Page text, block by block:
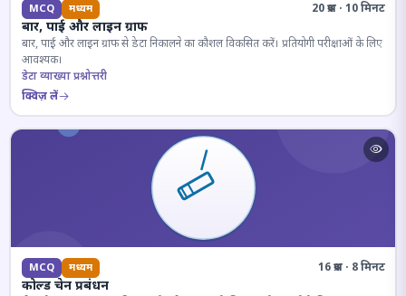
MCQ मध्यम 20 प्रश्न · 10 मिनट
बार, पाई और लाइन ग्राफ
बार, पाई और लाइन ग्राफ से डेटा निकालने का कौशल विकसित करें। प्रतियोगी परीक्षाओं के लिए
आवश्यक।
डेटा व्याख्या प्रश्नोत्तरी
क्विज़ लें
MCQ मध्यम 16 प्रश्न · 8 मिनट
कोल्ड चेन प्रबंधन